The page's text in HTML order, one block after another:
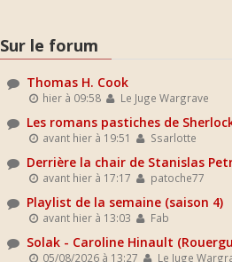
Sur le forum
Thomas H. Cook
hier à 09:58 Le Juge Wargrave
Les romans pastiches de
avant hier à 19:51 Ssarlotte
Derrière la chair de Stanislas
avant hier à 17:17 patoche77
Playlist de la semaine (saison 4)
avant hier à 13:03 Fab
Solak - Caroline Hinault
05/08/2026 à 13:27 Le Juge